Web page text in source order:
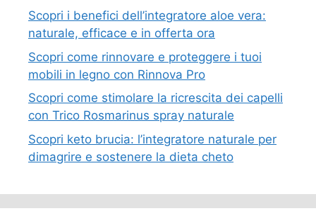
Scopri i benefici dell’integratore aloe vera:
naturale, efficace e in offerta ora
Scopri come rinnovare e proteggere i tuoi
mobili in legno con Rinnova Pro
Scopri come stimolare la ricrescita dei capelli
con Trico Rosmarinus spray naturale
Scopri keto brucia: l’integratore naturale per
dimagrire e sostenere la dieta cheto